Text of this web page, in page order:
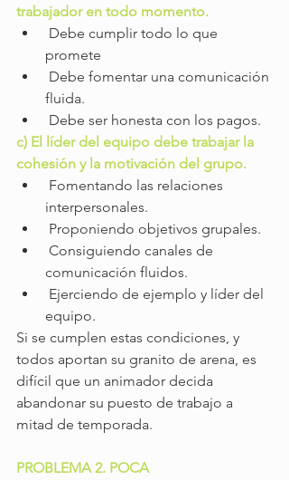
trabajador en todo momento.
promete
fluida.
Debe ser honesta con los pagos.
c) El líder del equipo debe trabajar la
cohesión y la motivación del grupo.
interpersonales.
Proponiendo objetivos grupales.
comunicación fluidos.
equipo.
Si se cumplen estas condiciones, y
todos aportan su granito de arena, es
difícil que un animador decida
abandonar su puesto de trabajo a
mitad de temporada.
PROBLEMA 2. POCA